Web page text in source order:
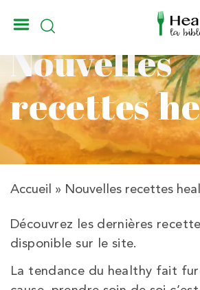
Nouvelles
recettes
Accueil » Nouvelles recettes
Découvrez les dernières
disponible sur le site.
La tendance du healthy fait